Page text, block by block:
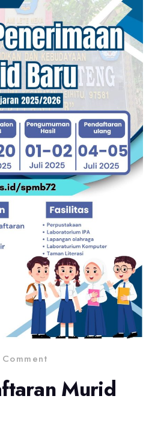
Murid